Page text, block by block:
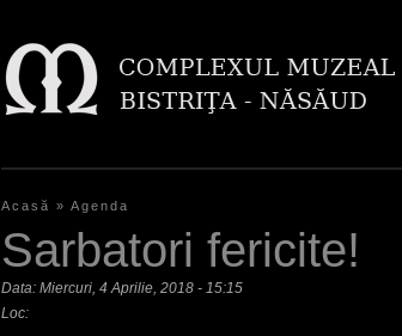
E
ş
t
Acasă » Agenda
Sarbatori fericite!
Data: Miercuri, 4 Aprilie, 2018 - 15:15
Loc: